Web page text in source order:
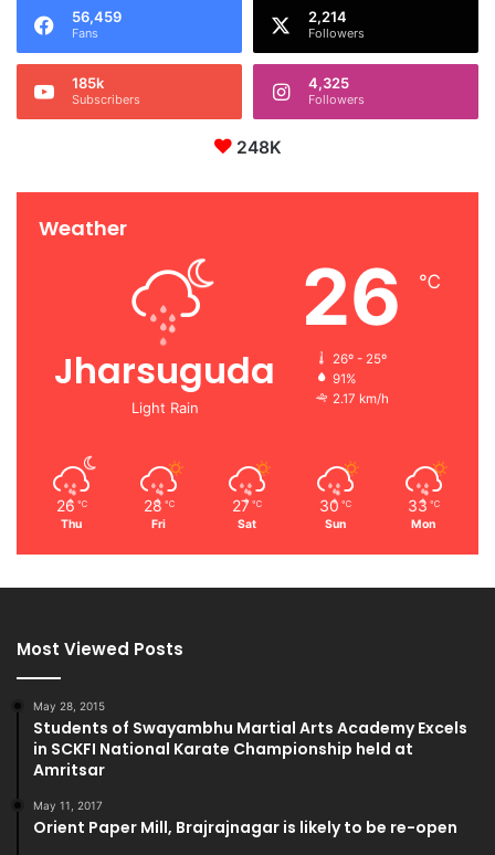
56,459
Fans
2,214
Followers
185k
Subscribers
4,325
Followers
248K
Weather
Jharsuguda
Light Rain
26 ℃
26º - 25º
91%
2.17 km/h
26 ℃
Thu
28 ℃
Fri
27 ℃
Sat
30 ℃
Sun
33 ℃
Mon
Most Viewed Posts
May 28, 2015
Students of Swayambhu Martial Arts Academy Excels
in SCKFI National Karate Championship held at
Amritsar
May 11, 2017
Orient Paper Mill, Brajrajnagar is likely to be re-open